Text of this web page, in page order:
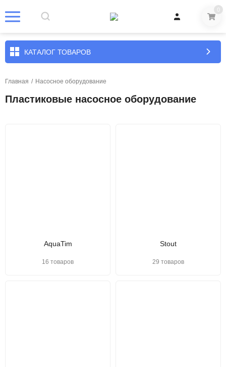
0
КАТАЛОГ ТОВАРОВ
Главная / Насосное оборудование
Пластиковые насосное оборудование
AquaTim
16 товаров
Stout
29 товаров